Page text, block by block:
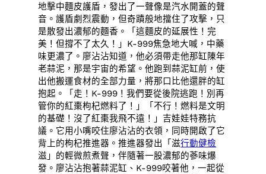
地擊中麵皮護盾，發出了一聲像是汽水開蓋的聲
音。護盾劇烈震動，但奇蹟般地擋住了攻擊，只
是散發出濃郁的麵香。「這麵皮的延展性！完
美！但撐不了太久！」K-999焦急地大喊，中藥
味更濃了。廖沾沾知道，他必須帶走他那缸陳年
老蒜泥，那是宇宙的希望。他跑到蒜泥缸前，使
出他搬運食材的全部力量，將那口比他還胖的缸
抱起。「走！K-999！我們要從後院逃跑！別再
管你的紅棗枸杞燃料了！」「不行！燃料是文明
的基礎！沒了紅棗我飛不遠！」吉娃娃特務抗
議。它用小嘴咬住廖沾沾的衣領，同時開啟了它
背上的枸杞推進器。推進器發出「滋行動健檢
滋」的輕微煎煮聲，伴隨著一股濃郁的蔘味爆
發。廖沾沾抱著蒜泥缸、K-999咬著他，一起從